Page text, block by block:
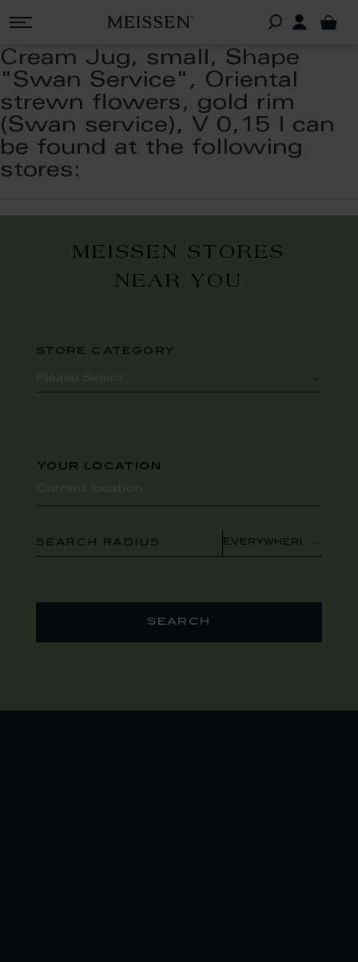
Cream Jug, small, Shape
"Swan Service", Oriental
strewn flowers, gold rim
(Swan service), V 0,15 l can
be found at the following
stores:
MEISSEN STORES
NEAR YOU
store category
Your location
SEARCH RADIUS
search